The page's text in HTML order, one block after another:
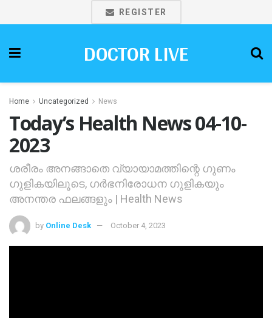
REGISTER
DOCTOR LIVE
Home Uncategorized News
Today’s Health News 04-10-
2023
ശരീരം അനങ്ങാതെ വ്യായാമത്തിന്റെ ഗുണം
ഗുളികയിലൂടെ, ഗര്‍ഭനിരോധന ഗുളികയും
അനന്തര ഫലങ്ങളും | Health News
by Online Desk October 4, 2023